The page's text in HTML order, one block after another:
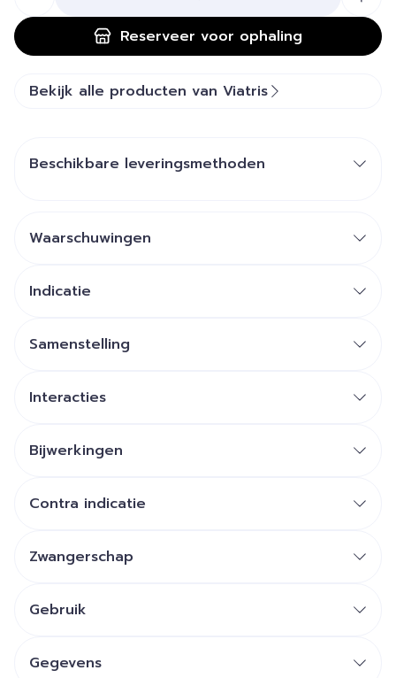
Reserveer voor ophaling
Bekijk alle producten van Viatris
Beschikbare leveringsmethoden
Waarschuwingen
Indicatie
Samenstelling
Interacties
Bijwerkingen
Contra indicatie
Zwangerschap
Gebruik
Gegevens